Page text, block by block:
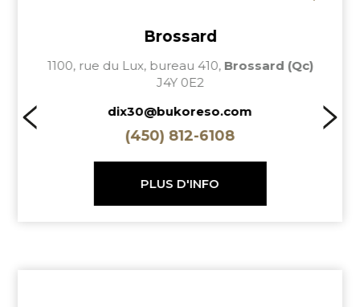
Brossard
1100, rue du Lux, bureau 410, Brossard (Qc)
J4Y 0E2
dix30@bukoreso.com
(450) 812-6108
PLUS D'INFO